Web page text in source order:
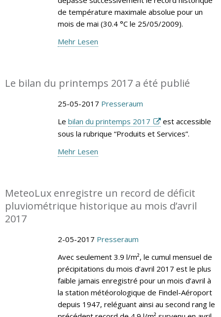
de température maximale absolue pour un
mois de mai (30.4 °C le 25/05/2009).
Mehr Lesen
Le bilan du printemps 2017 a été publié
25-05-2017 Presseraum
Le bilan du printemps 2017
est accessible
sous la rubrique “Produits et Services”.
Mehr Lesen
MeteoLux enregistre un record de déficit
pluviométrique historique au mois d’avril
2017
2-05-2017 Presseraum
Avec seulement 3.9 l/m², le cumul mensuel de
précipitations du mois d’avril 2017 est le plus
faible jamais enregistré pour un mois d’avril à
la station météorologique de Findel-Aéroport
depuis 1947, reléguant ainsi au second rang le